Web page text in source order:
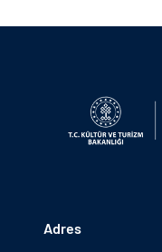
Adres